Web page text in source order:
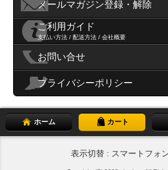
メールマガジン登録・解除
ご利用ガイド
支払い方法 / 配送方法 / 会社概要
お問い合せ
プライバシーポリシー
ホーム カート
表示切替 : スマートフォ